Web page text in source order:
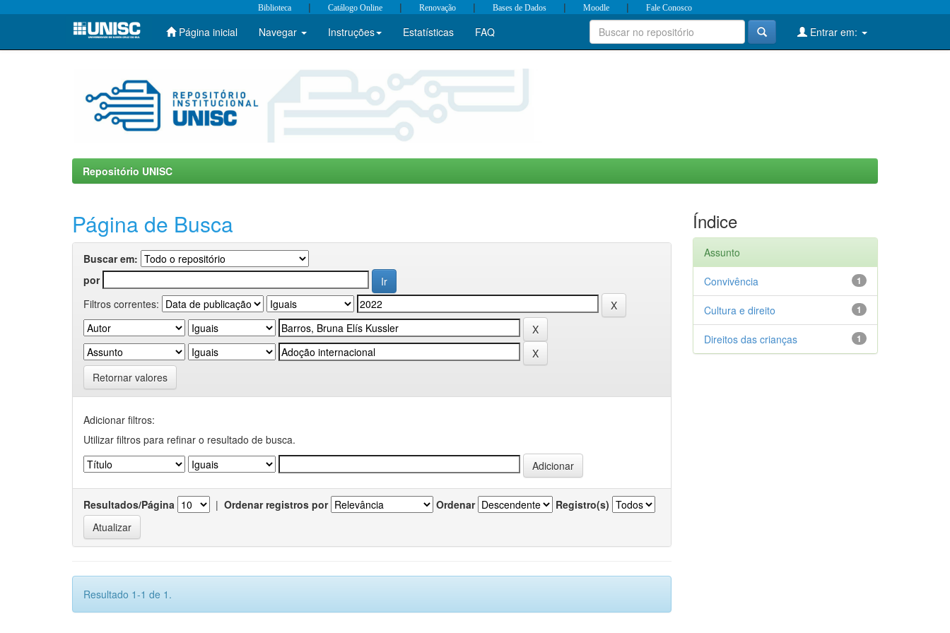
Skip
Biblioteca | Catálogo Online | Renovação | Bases de Dados | Moodle | Fale Conosco
Página inicial Navegar Instruções Estatísticas FAQ Entrar em:
Repositório UNISC
Página de Busca
Buscar em:
por
Filtros correntes:
Retornar valores
Adicionar filtros:
Utilizar filtros para refinar o resultado de busca.
Resultados/Página | Ordenar registros por Ordenar Registro(s)
Resultado 1-1 de 1.
Índice
Assunto
1
Convivência
1
Cultura e direito
1
Direitos das crianças